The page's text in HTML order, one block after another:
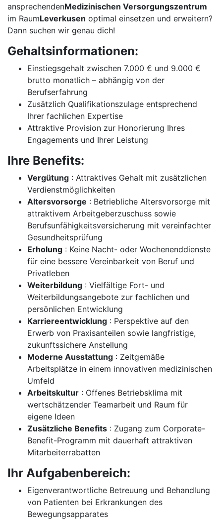
ansprechendenMedizinischen Versorgungszentrum
im RaumLeverkusen optimal einsetzen und erweitern?
Dann suchen wir genau dich!
Gehaltsinformationen:
Einstiegsgehalt zwischen 7.000 € und 9.000 €
brutto monatlich – abhängig von der
Berufserfahrung
Zusätzlich Qualifikationszulage entsprechend
Ihrer fachlichen Expertise
Attraktive Provision zur Honorierung Ihres
Engagements und Ihrer Leistung
Ihre Benefits:
Vergütung : Attraktives Gehalt mit zusätzlichen
Verdienstmöglichkeiten
Altersvorsorge : Betriebliche Altersvorsorge mit
attraktivem Arbeitgeberzuschuss sowie
Berufsunfähigkeitsversicherung mit vereinfachter
Gesundheitsprüfung
Erholung : Keine Nacht- oder Wochenenddienste
für eine bessere Vereinbarkeit von Beruf und
Privatleben
Weiterbildung : Vielfältige Fort- und
Weiterbildungsangebote zur fachlichen und
persönlichen Entwicklung
Karriereentwicklung : Perspektive auf den
Erwerb von Praxisanteilen sowie langfristige,
zukunftssichere Anstellung
Moderne Ausstattung : Zeitgemäße
Arbeitsplätze in einem innovativen medizinischen
Umfeld
Arbeitskultur : Offenes Betriebsklima mit
wertschätzender Teamarbeit und Raum für
eigene Ideen
Zusätzliche Benefits : Zugang zum Corporate-
Benefit-Programm mit dauerhaft attraktiven
Mitarbeiterrabatten
Ihr Aufgabenbereich:
Eigenverantwortliche Betreuung und Behandlung
von Patienten bei Erkrankungen des
Bewegungsapparates